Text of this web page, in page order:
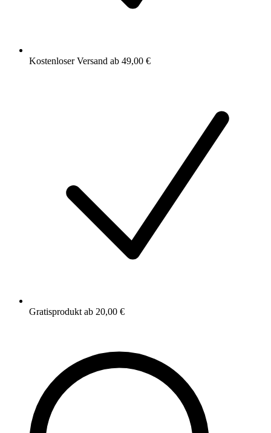
Kostenloser Versand ab 49,00 €
Gratisprodukt ab 20,00 €